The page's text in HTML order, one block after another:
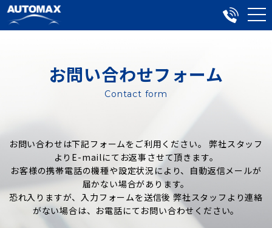
お問い合わせフォーム
Contact form
お問い合わせは下記フォームをご利用ください。 弊社スタッフ
よりE-mailにてお返事させて頂きます。
お客様の携帯電話の機種や設定状況により、自動返信メールが
届かない場合があります。
恐れ入りますが、入力フォームを送信後 弊社スタッフより連絡
がない場合は、お電話にてお問い合わせください。